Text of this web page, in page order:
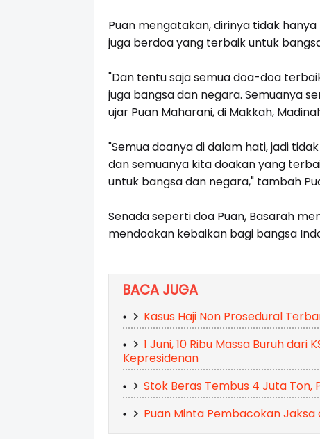
Puan mengatakan, dirinya tidak
juga berdoa yang terbaik untuk
"Dan tentu saja semua doa-doa
juga bangsa dan negara. Semuanya
ujar Puan Maharani, di Makkah,
"Semua doanya di dalam hati, jadi
dan semuanya kita doakan yang
untuk bangsa dan negara," tambah
Senada seperti doa Puan, Basarah
mendoakan kebaikan bagi bangsa
BACA JUGA
Kasus Haji Non Prosedural
1 Juni, 10 Ribu Massa Buruh dari
Kepresidenan
Stok Beras Tembus 4 Juta
Puan Minta Pembacokan